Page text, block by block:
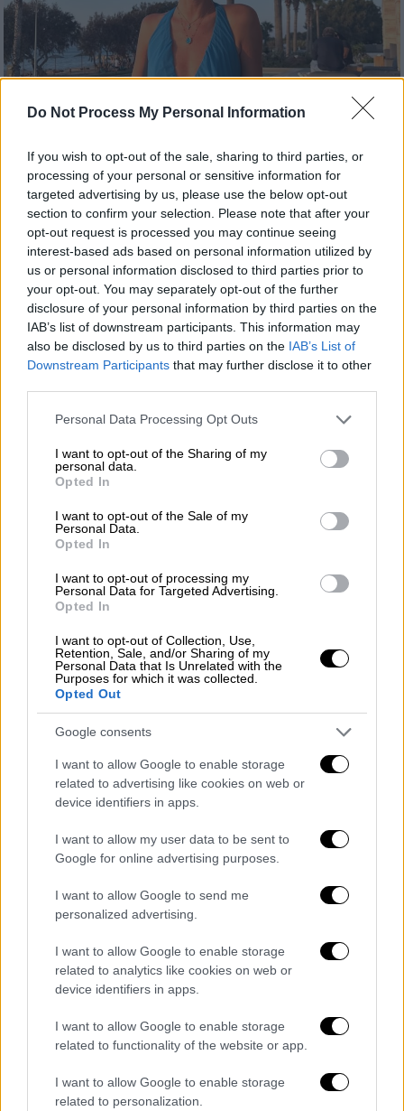
Do Not Process My Personal Information
If you wish to opt-out of the sale, sharing to third parties, or
processing of your personal or sensitive information for
targeted advertising by us, please use the below opt-out
section to confirm your selection. Please note that after your
opt-out request is processed you may continue seeing
interest-based ads based on personal information utilized by
us or personal information disclosed to third parties prior to
your opt-out. You may separately opt-out of the further
disclosure of your personal information by third parties on the
IAB’s list of downstream participants. This information may
also be disclosed by us to third parties on the IAB’s List of
Downstream Participants that may further disclose it to other
Please note that this website/app uses one or more Google
not limited to your visit or usage behaviour. You may click to
grant or deny consent to Google and its third-party tags to
use your data for below specified purposes in below Google
consent section.
Personal Data Processing Opt Outs
I want to opt-out of the Sharing of my
personal data.
Opted In
I want to opt-out of the Sale of my
Personal Data.
Opted In
I want to opt-out of processing my
Personal Data for Targeted Advertising.
Opted In
I want to opt-out of Collection, Use,
Retention, Sale, and/or Sharing of my
Personal Data that Is Unrelated with the
Purposes for which it was collected.
Opted Out
Google consents
I want to allow Google to enable storage
related to advertising like cookies on web or
device identifiers in apps.
I want to allow my user data to be sent to
Google for online advertising purposes.
I want to allow Google to send me
personalized advertising.
I want to allow Google to enable storage
related to analytics like cookies on web or
device identifiers in apps.
I want to allow Google to enable storage
related to functionality of the website or app.
I want to allow Google to enable storage
related to personalization.
Κιάρα Φεράνι (Copyright:Instagram)
Προσθέστε το ΕΘΝΟΣ στη Google
Η διάσημη Ιταλίδα influencer και
επιχειρηματίαςΚιάρα Φεράνι(Chiara
Ferragni)επέστρεψε για ακόμα μία φορά
στην Ελλάδα, αυτή τη φορά για σύντομες
διακοπές στην Κω.
Το φωτογραφικό άλμπουμ
Μέσα από αναρτήσεις στον προσωπικό της
λογαριασμό στο Instagram, μοιράστηκε με
από τις 48 ώρες που πέρασε στο νησί.
όμορφες τοποθεσίες της Κω,
απολαμβάνοντας την παραλία, τις βόλτες
της στα γραφικά σημεία του νησιού και τα
παραδοσιακά ταβερνάκια, όπου δοκίμασε
ξεχώρισαν για το καλοκαιρινό τους στυλ,
ενώ η ίδια έδειξε για άλλη μία φορά τον
έρωτά της για την Ελλάδα.
View this post on Instagram